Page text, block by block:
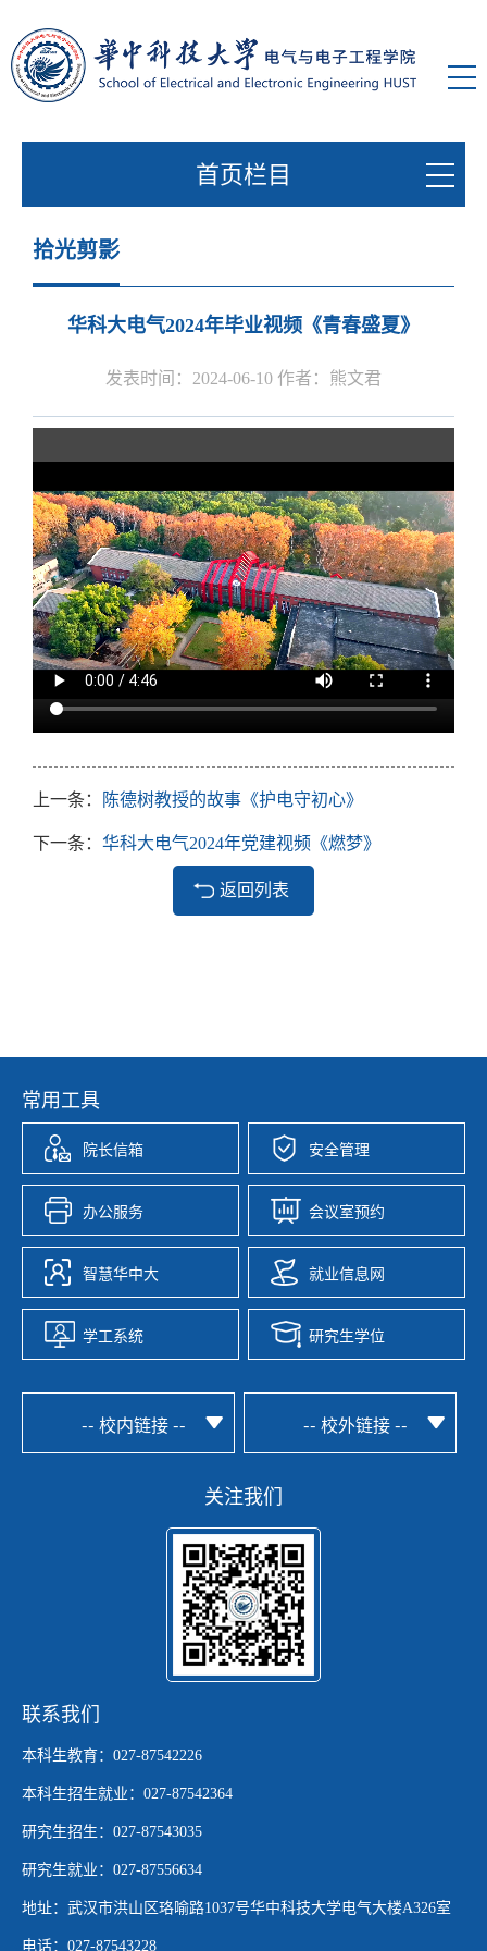
首页栏目
拾光剪影
华科大电气2024年毕业视频《青春盛夏》
发表时间：2024-06-10 作者：熊文君
上一条： 陈德树教授的故事《护电守初心》
下一条： 华科大电气2024年党建视频《燃梦》
返回列表
常用工具
院长信箱 安全管理
办公服务 会议室预约
智慧华中大 就业信息网
学工系统 研究生学位
-- 校内链接 -- -- 校外链接 --
关注我们
联系我们
本科生教育：027-87542226
本科生招生就业：027-87542364
研究生招生：027-87543035
研究生就业：027-87556634
地址：武汉市洪山区珞喻路1037号华中科技大学电气大楼A326室
电话：027-87543228